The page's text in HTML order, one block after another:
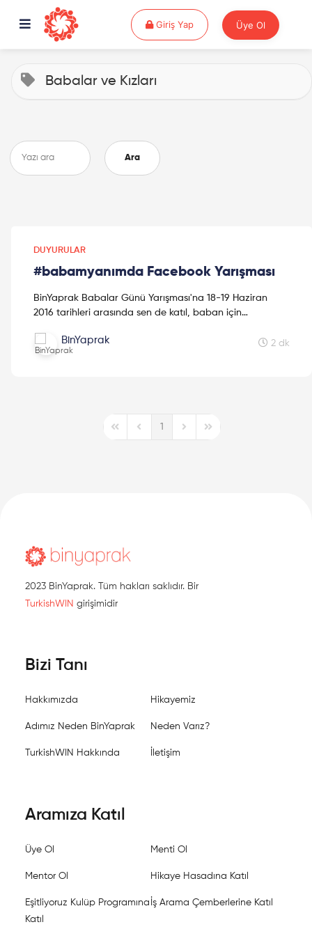
Giriş YapGiriş Yap Üye Ol
Babalar ve Kızları
Ara
DUYURULAR
#babamyanımda Facebook Yarışması
BinYaprak Babalar Günü Yarışması'na 18-19 Haziran
2016 tarihleri arasında sen de katıl, baban için
BinYaprak 2 dk
First PagePrevious Page
1
Next PageLast Page
2023 BinYaprak. Tüm hakları saklıdır. Bir
TurkishWIN girişimidir
Bizi Tanı
Hakkımızda Hikayemiz
Adımız Neden BinYaprak Neden Varız?
TurkishWIN Hakkında İletişim
Aramıza Katıl
Üye Ol Menti Ol
Mentor Ol Hikaye Hasadına Katıl
Eşitliyoruz Kulüp Programına
Katıl
İş Arama Çemberlerine Katıl